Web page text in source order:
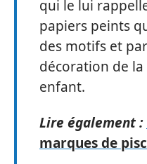
qui le lui
papiers peints
des motifs et
décoration de
enfant.
Lire également :
marques de